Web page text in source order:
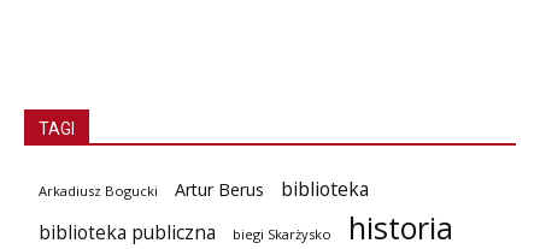
TAGI
Arkadiusz Bogucki Artur Berus
biblioteka
biblioteka publiczna
biegi Skarżysko historia